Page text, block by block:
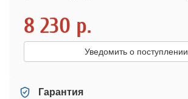
8 230 р.
Уведомить о поступлении
Гарантия